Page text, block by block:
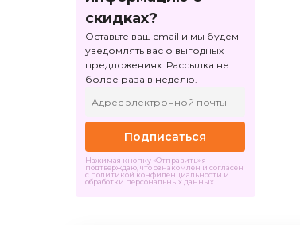
скидках?
Оставьте ваш email и мы будем
уведомлять вас о выгодных
предложениях. Рассылка не
более раза в неделю.
Подписаться
Нажимая кнопку «Отправить» я
подтверждаю, что ознакомлен и согласен
с политикой конфиденциальности и
обработки персональных данных